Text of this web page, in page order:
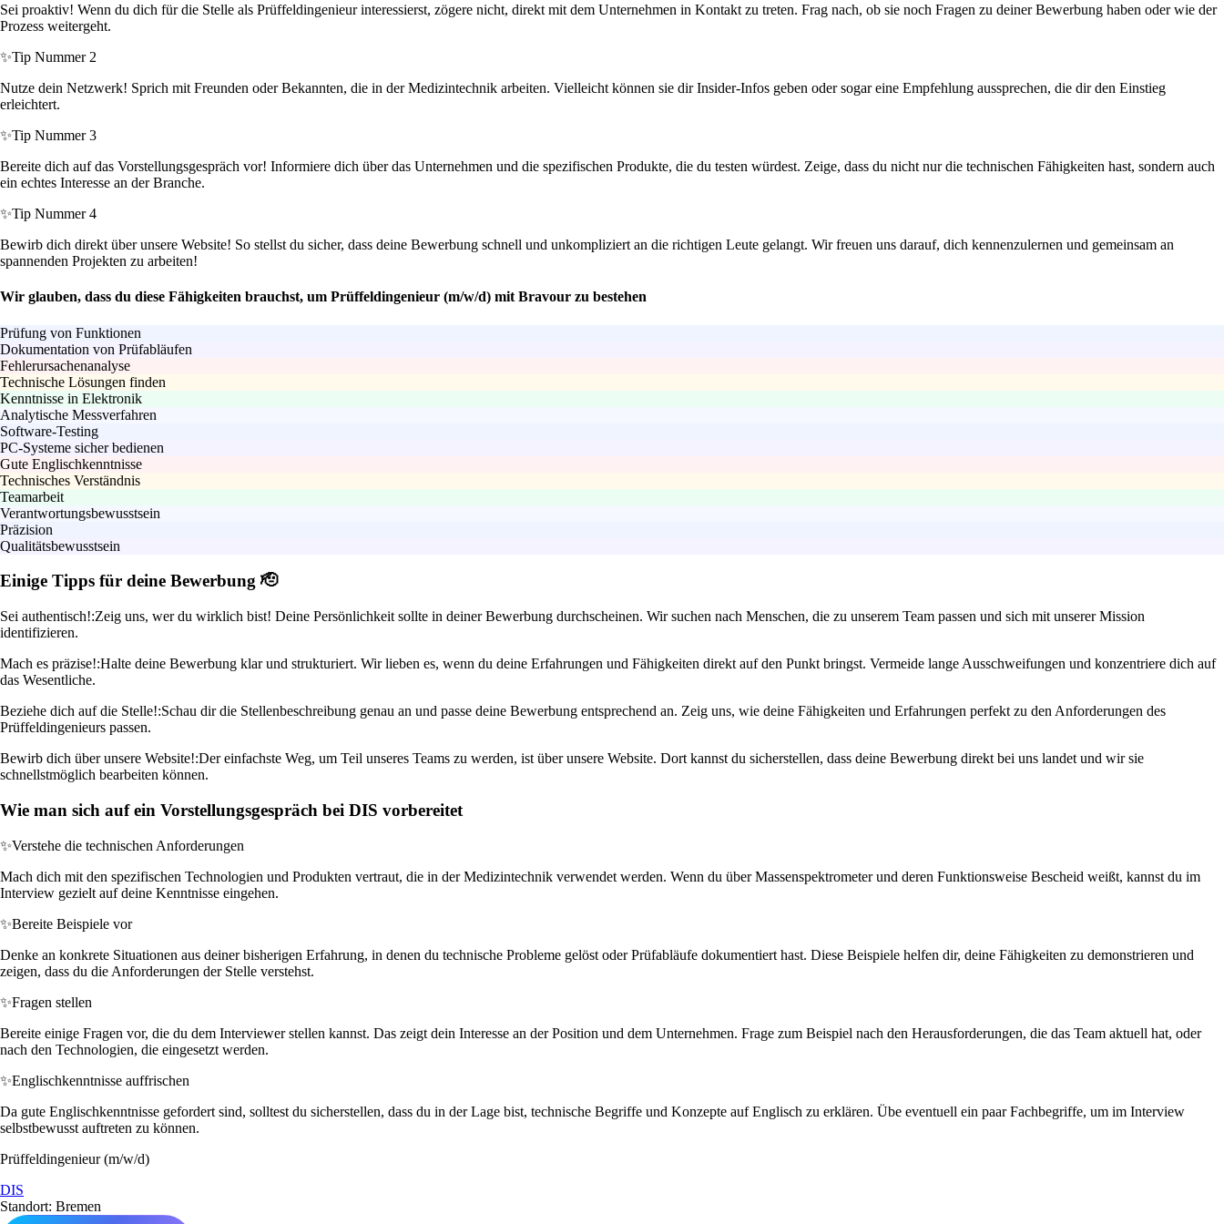
Sei proaktiv! Wenn du dich für die Stelle als Prüffeldingenieur interessierst, zögere nicht, direkt mit dem Unternehmen in Kontakt zu treten. Frag nach, ob sie noch Fragen zu deiner Bewerbung haben oder wie der
Prozess weitergeht.
✨Tip Nummer 2
Nutze dein Netzwerk! Sprich mit Freunden oder Bekannten, die in der Medizintechnik arbeiten. Vielleicht können sie dir Insider-Infos geben oder sogar eine Empfehlung aussprechen, die dir den Einstieg
erleichtert.
✨Tip Nummer 3
Bereite dich auf das Vorstellungsgespräch vor! Informiere dich über das Unternehmen und die spezifischen Produkte, die du testen würdest. Zeige, dass du nicht nur die technischen Fähigkeiten hast, sondern auch
ein echtes Interesse an der Branche.
✨Tip Nummer 4
Bewirb dich direkt über unsere Website! So stellst du sicher, dass deine Bewerbung schnell und unkompliziert an die richtigen Leute gelangt. Wir freuen uns darauf, dich kennenzulernen und gemeinsam an
spannenden Projekten zu arbeiten!
Wir glauben, dass du diese Fähigkeiten brauchst, um Prüffeldingenieur (m/w/d) mit Bravour zu bestehen
Prüfung von Funktionen
Dokumentation von Prüfabläufen
Fehlerursachenanalyse
Technische Lösungen finden
Kenntnisse in Elektronik
Analytische Messverfahren
Software-Testing
PC-Systeme sicher bedienen
Gute Englischkenntnisse
Technisches Verständnis
Teamarbeit
Verantwortungsbewusstsein
Präzision
Qualitätsbewusstsein
Einige Tipps für deine Bewerbung 🫡
Sei authentisch!:Zeig uns, wer du wirklich bist! Deine Persönlichkeit sollte in deiner Bewerbung durchscheinen. Wir suchen nach Menschen, die zu unserem Team passen und sich mit unserer Mission
identifizieren.
Mach es präzise!:Halte deine Bewerbung klar und strukturiert. Wir lieben es, wenn du deine Erfahrungen und Fähigkeiten direkt auf den Punkt bringst. Vermeide lange Ausschweifungen und konzentriere dich auf
das Wesentliche.
Beziehe dich auf die Stelle!:Schau dir die Stellenbeschreibung genau an und passe deine Bewerbung entsprechend an. Zeig uns, wie deine Fähigkeiten und Erfahrungen perfekt zu den Anforderungen des
Prüffeldingenieurs passen.
Bewirb dich über unsere Website!:Der einfachste Weg, um Teil unseres Teams zu werden, ist über unsere Website. Dort kannst du sicherstellen, dass deine Bewerbung direkt bei uns landet und wir sie
schnellstmöglich bearbeiten können.
Wie man sich auf ein Vorstellungsgespräch bei DIS vorbereitet
✨Verstehe die technischen Anforderungen
Mach dich mit den spezifischen Technologien und Produkten vertraut, die in der Medizintechnik verwendet werden. Wenn du über Massenspektrometer und deren Funktionsweise Bescheid weißt, kannst du im
Interview gezielt auf deine Kenntnisse eingehen.
✨Bereite Beispiele vor
Denke an konkrete Situationen aus deiner bisherigen Erfahrung, in denen du technische Probleme gelöst oder Prüfabläufe dokumentiert hast. Diese Beispiele helfen dir, deine Fähigkeiten zu demonstrieren und
zeigen, dass du die Anforderungen der Stelle verstehst.
✨Fragen stellen
Bereite einige Fragen vor, die du dem Interviewer stellen kannst. Das zeigt dein Interesse an der Position und dem Unternehmen. Frage zum Beispiel nach den Herausforderungen, die das Team aktuell hat, oder
nach den Technologien, die eingesetzt werden.
✨Englischkenntnisse auffrischen
Da gute Englischkenntnisse gefordert sind, solltest du sicherstellen, dass du in der Lage bist, technische Begriffe und Konzepte auf Englisch zu erklären. Übe eventuell ein paar Fachbegriffe, um im Interview
selbstbewusst auftreten zu können.
Prüffeldingenieur (m/w/d)
DIS
Standort: Bremen